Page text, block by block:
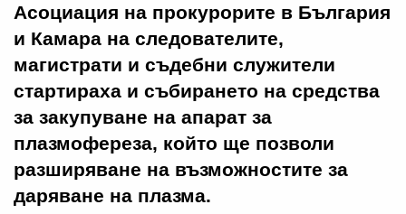
Асоциация на прокурорите в България
и Камара на следователите,
магистрати и съдебни служители
стартираха и събирането на средства
за закупуване на апарат за
плазмофереза, който ще позволи
разширяване на възможностите за
даряване на плазма.